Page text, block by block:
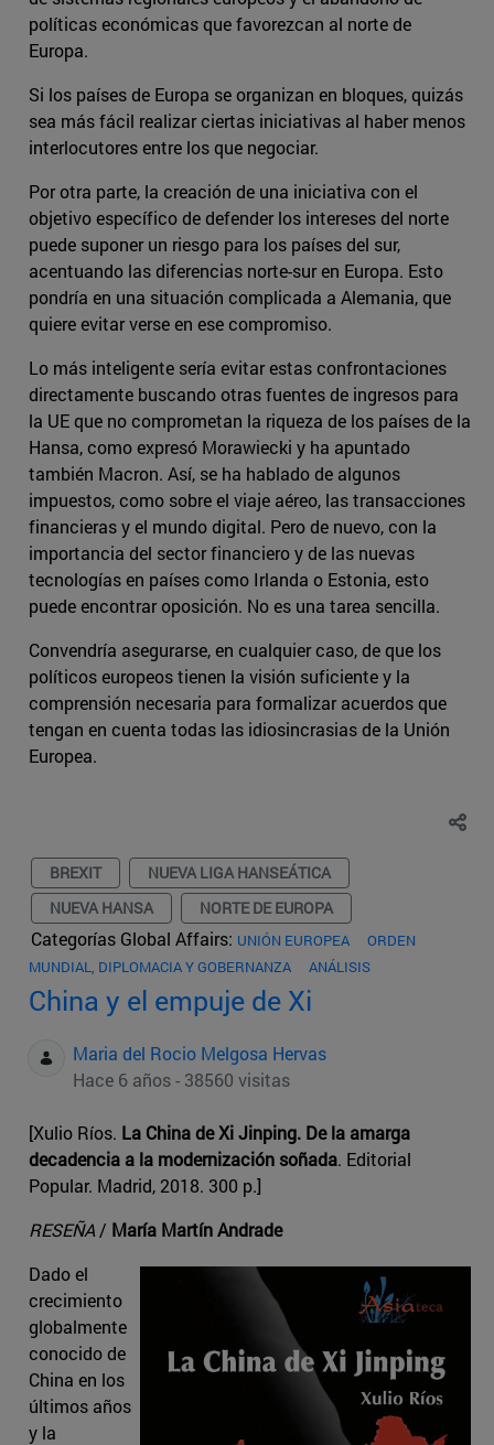
políticas económicas que favorezcan al norte de
Europa.
Si los países de Europa se organizan en bloques, quizás
sea más fácil realizar ciertas iniciativas al haber menos
interlocutores entre los que negociar.
Por otra parte, la creación de una iniciativa con el
objetivo específico de defender los intereses del norte
puede suponer un riesgo para los países del sur,
acentuando las diferencias norte-sur en Europa. Esto
pondría en una situación complicada a Alemania, que
quiere evitar verse en ese compromiso.
Lo más inteligente sería evitar estas confrontaciones
directamente buscando otras fuentes de ingresos para
la UE que no comprometan la riqueza de los países de la
Hansa, como expresó Morawiecki y ha apuntado
también Macron. Así, se ha hablado de algunos
impuestos, como sobre el viaje aéreo, las transacciones
financieras y el mundo digital. Pero de nuevo, con la
importancia del sector financiero y de las nuevas
tecnologías en países como Irlanda o Estonia, esto
puede encontrar oposición. No es una tarea sencilla.
Convendría asegurarse, en cualquier caso, de que los
políticos europeos tienen la visión suficiente y la
comprensión necesaria para formalizar acuerdos que
tengan en cuenta todas las idiosincrasias de la Unión
Europea.
BREXIT
NUEVA LIGA HANSEÁTICA
NUEVA HANSA
NORTE DE EUROPA
Categorías Global Affairs: UNIÓN EUROPEA
ORDEN
MUNDIAL, DIPLOMACIA Y GOBERNANZA
ANÁLISIS
China y el empuje de Xi
Maria del Rocio Melgosa Hervas
Hace 6 años - 38560 visitas
[Xulio Ríos. La China de Xi Jinping. De la amarga
decadencia a la modernización soñada. Editorial
Popular. Madrid, 2018. 300 p.]
RESEÑA / María Martín Andrade
Dado el
crecimiento
globalmente
conocido de
China en los
últimos años
y la